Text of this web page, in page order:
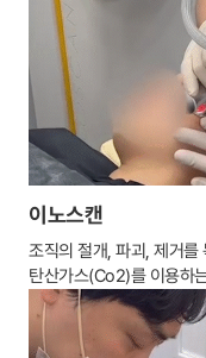
이노스캔
조직의 절개, 파괴, 제거를
탄산가스(Co2)를 이용하